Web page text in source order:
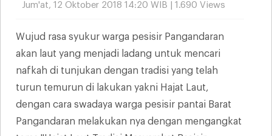
Jum'at, 12 Oktober 2018 14:20 WIB | 1.690 Views
Wujud rasa syukur warga pesisir Pangandaran
akan laut yang menjadi ladang untuk mencari
nafkah di tunjukan dengan tradisi yang telah
turun temurun di lakukan yakni Hajat Laut,
dengan cara swadaya warga pesisir pantai Barat
Pangandaran melakukan nya dengan mengangkat